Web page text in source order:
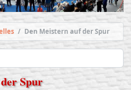
Den Meistern auf der Spur
Spur